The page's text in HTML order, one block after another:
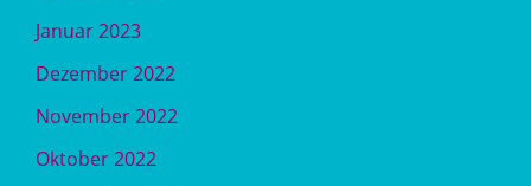
Januar 2023
Dezember 2022
November 2022
Oktober 2022